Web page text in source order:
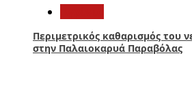
Περιμετρικός καθαρισμός του
στην Παλαιοκαρυά Παραβόλας